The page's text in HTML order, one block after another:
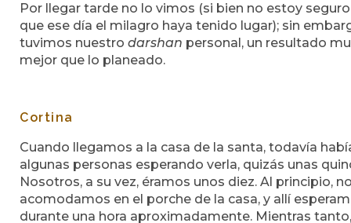
Por llegar tarde no lo vimos (si bien no estoy
que ese día el milagro haya tenido lugar); sin
tuvimos nuestro darshan personal, un resultado
mejor que lo planeado.
Cortina
Cuando llegamos a la casa de la santa, todavía
algunas personas esperando verla, quizás unas
Nosotros, a su vez, éramos unos diez. Al principio,
acomodamos en el porche de la casa, y allí
durante una hora aproximadamente. Mientras